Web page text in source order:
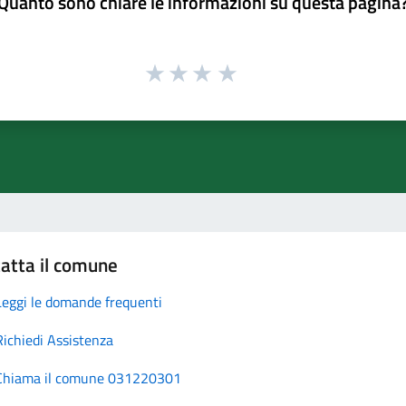
il comune
le domande frequenti
Assistenza
il comune 031220301